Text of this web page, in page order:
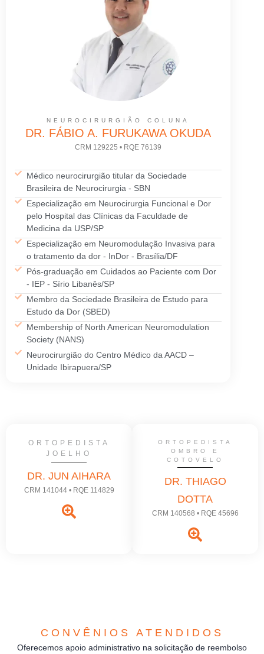
NEUROCIRURGIÃO COLUNA
DR. FÁBIO A. FURUKAWA OKUDA
CRM 129225 • RQE 76139
Médico neurocirurgião titular da Sociedade
Brasileira de Neurocirurgia - SBN
Especialização em Neurocirurgia Funcional e Dor
pelo Hospital das Clínicas da Faculdade de
Medicina da USP/SP
Especialização em Neuromodulação Invasiva para
o tratamento da dor - InDor - Brasília/DF
Pós-graduação em Cuidados ao Paciente com Dor
- IEP - Sírio Libanês/SP
Membro da Sociedade Brasileira de Estudo para
Estudo da Dor (SBED)
Membership of North American Neuromodulation
Society (NANS)
Neurocirurgião do Centro Médico da AACD –
Unidade Ibirapuera/SP
ORTOPEDISTA
JOELHO
DR. JUN AIHARA
CRM 141044 • RQE 114829
ORTOPEDISTA
OMBRO E
COTOVELO
DR. THIAGO
DOTTA
CRM 140568 • RQE 45696
CONVÊNIOS ATENDIDOS
Oferecemos apoio administrativo na solicitação de reembolso